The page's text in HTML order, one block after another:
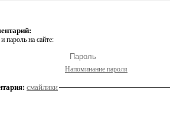
пароль на сайте:
Напоминание пароля
смайлики